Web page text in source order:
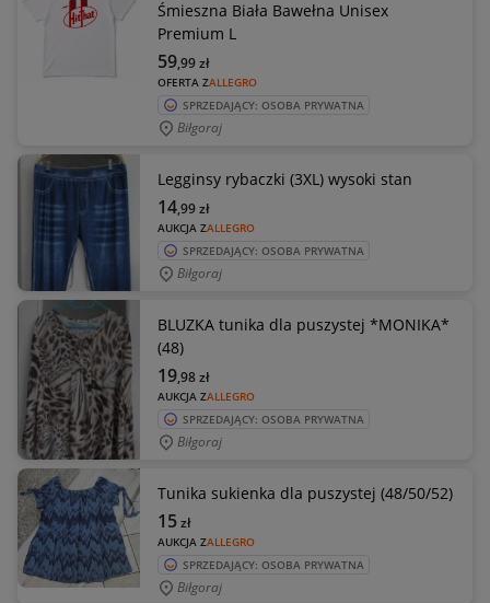
Śmieszna Biała Bawełna Unisex
Premium L
OFERTA ZALLEGRO
59,99zł
SPRZEDAJĄCY: OSOBA PRYWATNA
Biłgoraj
Legginsy rybaczki (3XL) wysoki stan
AUKCJA ZALLEGRO
14,99zł
SPRZEDAJĄCY: OSOBA PRYWATNA
Biłgoraj
BLUZKA tunika dla puszystej *MONIKA*
(48)
AUKCJA ZALLEGRO
19,98zł
SPRZEDAJĄCY: OSOBA PRYWATNA
Biłgoraj
Tunika sukienka dla puszystej (48/50/52)
AUKCJA ZALLEGRO
15zł
SPRZEDAJĄCY: OSOBA PRYWATNA
Biłgoraj